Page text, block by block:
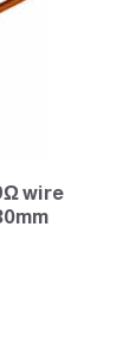
wire